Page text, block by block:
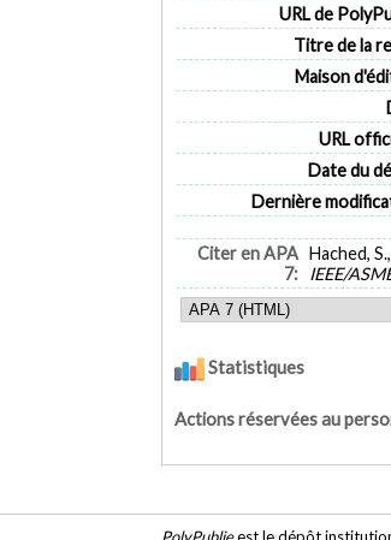
URL de
Titre de la
Maison
URL
Date du
Dernière
Citer en APA
7:
Hached,
IEEE/
Statistiques
Actions réservées au